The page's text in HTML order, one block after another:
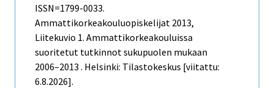
ISSN=1799-0033.
Ammattikorkeakouluopiskelijat 2013,
Liitekuvio 1. Ammattikorkeakouluissa
suoritetut tutkinnot sukupuolen mukaan
2006–2013 . Helsinki: Tilastokeskus [viitattu:
6.8.2026].